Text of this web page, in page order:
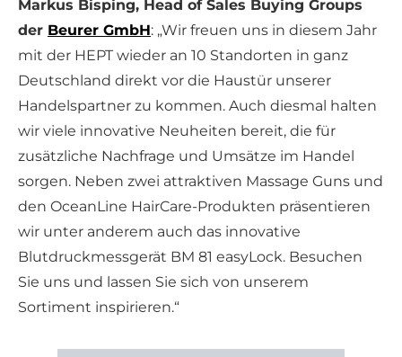
Markus Bisping, Head of Sales Buying Groups
der Beurer GmbH: „Wir freuen uns in diesem Jahr
mit der HEPT wieder an 10 Standorten in ganz
Deutschland direkt vor die Haustür unserer
Handelspartner zu kommen. Auch diesmal halten
wir viele innovative Neuheiten bereit, die für
zusätzliche Nachfrage und Umsätze im Handel
sorgen. Neben zwei attraktiven Massage Guns und
den OceanLine HairCare-Produkten präsentieren
wir unter anderem auch das innovative
Blutdruckmessgerät BM 81 easyLock. Besuchen
Sie uns und lassen Sie sich von unserem
Sortiment inspirieren.“